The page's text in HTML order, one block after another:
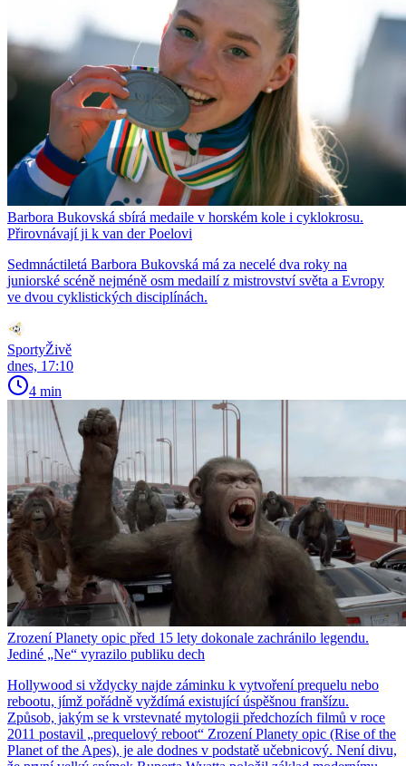
Barbora Bukovská sbírá medaile v horském kole i cyklokrosu.
Přirovnávají ji k van der Poelovi
Sedmnáctiletá Barbora Bukovská má za necelé dva roky na
juniorské scéně nejméně osm medailí z mistrovství světa a Evropy
ve dvou cyklistických disciplínách.
SportyŽivě
dnes, 17:10
4 min
Zrození Planety opic před 15 lety dokonale zachránilo legendu.
Jediné „Ne“ vyrazilo publiku dech
Hollywood si vždycky najde záminku k vytvoření prequelu nebo
rebootu, jímž pořádně vyždímá existující úspěšnou franšízu.
Způsob, jakým se k vrstevnaté mytologii předchozích filmů v roce
2011 postavil „prequelový reboot“ Zrození Planety opic (Rise of the
Planet of the Apes), je ale dodnes v podstatě učebnicový. Není divu,